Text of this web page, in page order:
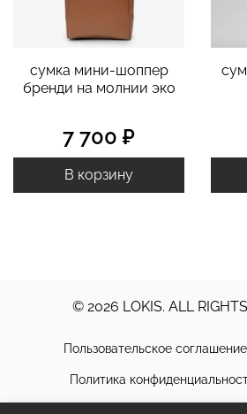
сумка мини-шоппер
бренди на молнии эко
7 700 ₽
В корзину
© 2026 LOKIS. ALL
Пользовательское соглашение
Политика